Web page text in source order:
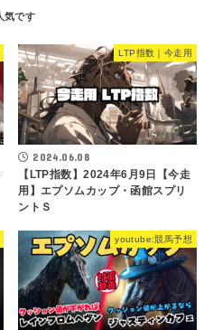
LTP指数｜今走用
2024.06.08
【LTP指数】2024年6月9日【今走
用】エプソムカップ・函館スプリ
ントＳ
youtube:競馬予想